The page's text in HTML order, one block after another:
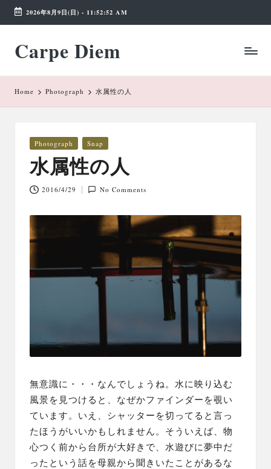
Skip
content
2026年8月9日(日) - 11:52:53 AM
Carpe Diem
Weekend
Wonderland
Home Photograph 水属性の人
Posted
Photograph Snap
水属性の人
2016/4/29 No Comments
無意識に・・・なんでしょうね。水に映り込む
風景を見つけると、なぜかファインダーを覗い
ています。いえ、シャッターを切ってると言っ
たほうがいいかもしれません。そういえば、物
心つく前から台所が大好きで、水遊びに夢中だ
ったという話を母親から聞きいたことがあるな